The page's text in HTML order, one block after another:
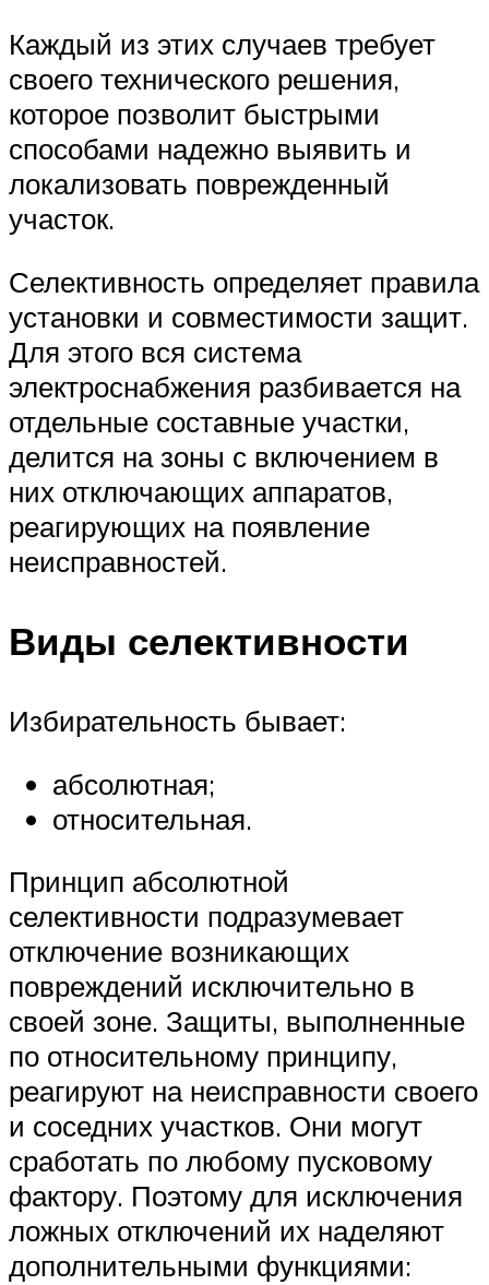
Каждый из этих случаев требует
своего технического решения,
которое позволит быстрыми
способами надежно выявить и
локализовать поврежденный
участок.
Селективность определяет правила
установки и совместимости защит.
Для этого вся система
электроснабжения разбивается на
отдельные составные участки,
делится на зоны с включением в
них отключающих аппаратов,
реагирующих на появление
неисправностей.
Виды селективности
Избирательность бывает:
абсолютная;
относительная.
Принцип абсолютной
селективности подразумевает
отключение возникающих
повреждений исключительно в
своей зоне. Защиты, выполненные
по относительному принципу,
реагируют на неисправности своего
и соседних участков. Они могут
сработать по любому пусковому
фактору. Поэтому для исключения
ложных отключений их наделяют
дополнительными функциями: